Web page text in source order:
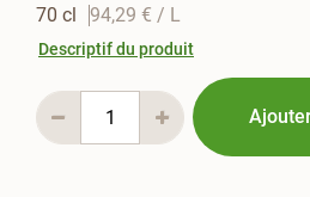
70 cl 94,29 € / L
Descriptif du produit